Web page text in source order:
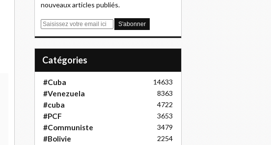
nouveaux articles publiés.
E
Catégories
#Cuba 14633
#Venezuela 8363
#cuba 4722
#PCF 3653
#Communiste 3479
#Bolivie 2254